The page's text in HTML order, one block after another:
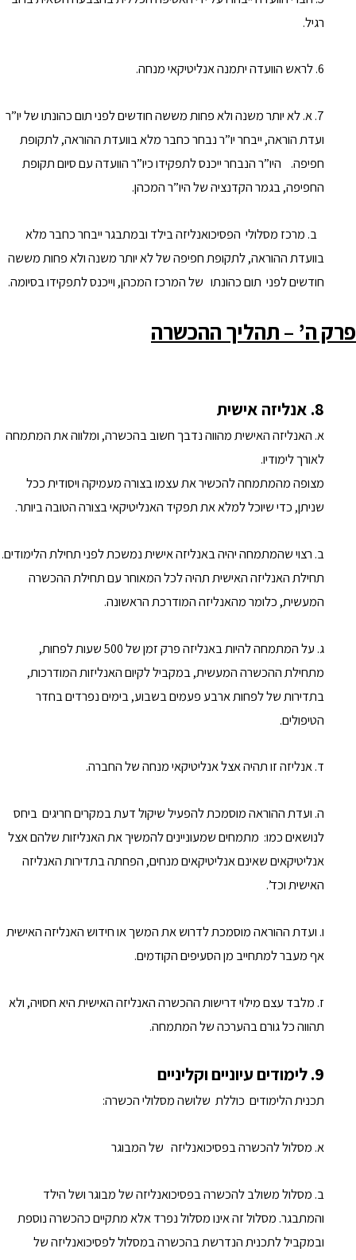
רגיל.
6. לראש הוועדה יתמנה אנליטיקאי מנחה.
7. א. לא יותר משנה ולא פחות מששה חודשים לפני תום כהונתו של יו”ר
ועדת הוראה, ייבחר יו”ר נבחר כחבר מלא בוועדת ההוראה, לתקופת
חפיפה. היו”ר הנבחר ייכנס לתפקידו כיו”ר הוועדה עם סיום תקופת
החפיפה, בגמר הקדנציה של היו”ר המכהן.
ב. מרכז מסלולי הפסיכואנליזה בילד ובמתבגר ייבחר כחבר מלא
בוועדת ההוראה, לתקופת חפיפה של לא יותר משנה ולא פחות מששה
חודשים לפני תום כהונתו של המרכז המכהן, וייכנס לתפקידו בסיומה.
פרק ה’ – תהליך ההכשרה
8. אנליזה אישית
א. האנליזה האישית מהווה נדבך חשוב בהכשרה, ומלווה את המתמחה
לאורך לימודיו.
מצופה מהמתמחה להכשיר את עצמו בצורה מעמיקה ויסודית ככל
שניתן, כדי שיוכל למלא את תפקיד האנליטיקאי בצורה הטובה ביותר.
ב. רצוי שהמתמחה יהיה באנליזה אישית נמשכת לפני תחילת הלימודים.
תחילת האנליזה האישית תהיה לכל המאוחר עם תחילת ההכשרה
המעשית, כלומר מהאנליזה המודרכת הראשונה.
ג. על המתמחה להיות באנליזה פרק זמן של 500 שעות לפחות,
מתחילת ההכשרה המעשית, במקביל לקיום האנליזות המודרכות,
בתדירות של לפחות ארבע פעמים בשבוע, בימים נפרדים בחדר
הטיפולים.
ד. אנליזה זו תהיה אצל אנליטיקאי מנחה של החברה.
ה. ועדת ההוראה מוסמכת להפעיל שיקול דעת במקרים חריגים ביחס
לנושאים כמו: מתמחים שמעוניינים להמשיך את האנליזות שלהם אצל
אנליטיקאים שאינם אנליטיקאים מנחים, הפחתה בתדירות האנליזה
האישית וכד’.
ו. ועדת ההוראה מוסמכת לדרוש את המשך או חידוש האנליזה האישית
אף מעבר למתחייב מן הסעיפים הקודמים.
ז. מלבד עצם מילוי דרישות ההכשרה האנליזה האישית היא חסויה, ולא
תהווה כל גורם בהערכה של המתמחה.
9. לימודים עיוניים וקליניים
תכנית הלימודים כוללת שלושה מסלולי הכשרה:
א. מסלול להכשרה בפסיכואנליזה של המבוגר
ב. מסלול משולב להכשרה בפסיכואנליזה של מבוגר ושל הילד
והמתבגר. מסלול זה אינו מסלול נפרד אלא מתקיים כהכשרה נוספת
ובמקביל לתכנית הנדרשת בהכשרה במסלול לפסיכואנליזה של